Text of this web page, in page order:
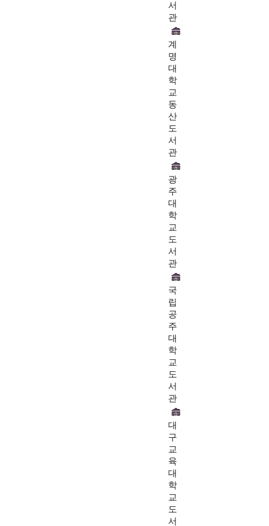
서
관
계
명
대
학
교
동
산
도
서
관
광
주
대
학
교
도
서
관
국
립
공
주
대
학
교
도
서
관
대
구
교
육
대
학
교
도
서